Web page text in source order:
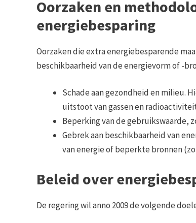
Oorzaken en
energiebesparing
Oorzaken die extra energiebesparende
beschikbaarheid van de energievorm of -
Schade aan gezondheid en milieu.
uitstoot van gassen en
Beperking van de gebruikswaarde,
Gebrek aan beschikbaarheid van
van energie of beperkte bronnen
Beleid over
De regering wil anno 2009 de volgende